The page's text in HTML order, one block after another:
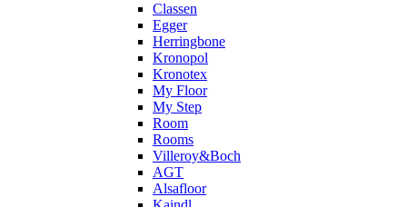
Classen
Egger
Herringbone
Kronopol
Kronotex
My Floor
My Step
Room
Rooms
Villeroy&Boch
AGT
Alsafloor